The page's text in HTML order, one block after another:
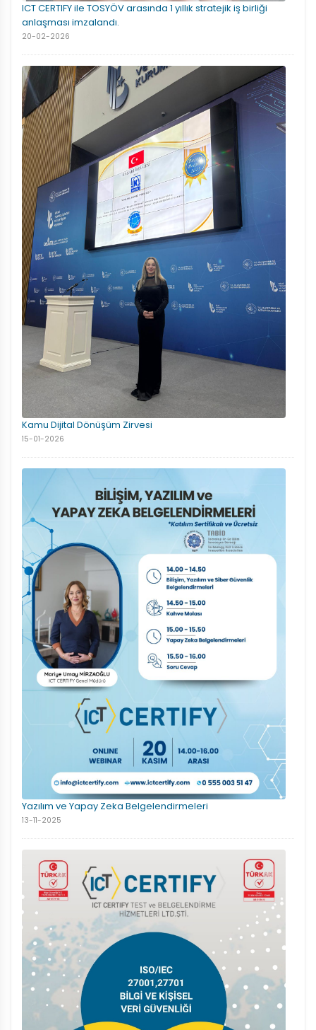
ICT CERTIFY ile TOSYÖV arasında 1 yıllık stratejik iş birliği
anlaşması imzalandı.
20-02-2026
Kamu Dijital Dönüşüm Zirvesi
15-01-2026
Yazılım ve Yapay Zeka Belgelendirmeleri
13-11-2025